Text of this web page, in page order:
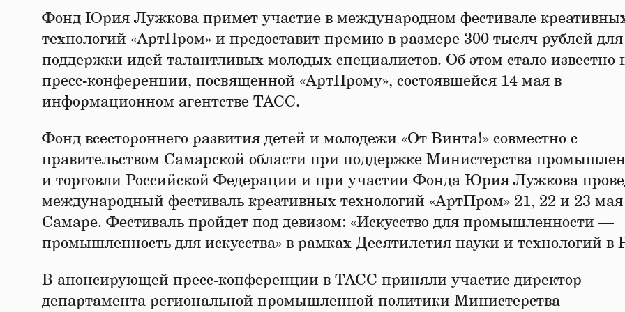
Фонд Юрия Лужкова примет участие в международном фестивале
технологий «АртПром» и предоставит премию в размере 300 тысяч рублей для
поддержки идей талантливых молодых специалистов. Об этом стало известно
пресс-конференции, посвященной «АртПрому», состоявшейся 14 мая в
информационном агентстве ТАСС.
Фонд всестороннего развития детей и молодежи «От Винта!» совместно с
правительством Самарской области при поддержке Министерства
и торговли Российской Федерации и при участии Фонда Юрия Лужкова
международный фестиваль креативных технологий «АртПром» 21, 22 и 23 мая
Самаре. Фестиваль пройдет под девизом: «Искусство для промышленности —
промышленность для искусства» в рамках Десятилетия науки и технологий в
В анонсирующей пресс-конференции в ТАСС приняли участие директор
департамента региональной промышленной политики Министерства